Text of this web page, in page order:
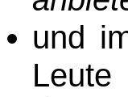
und